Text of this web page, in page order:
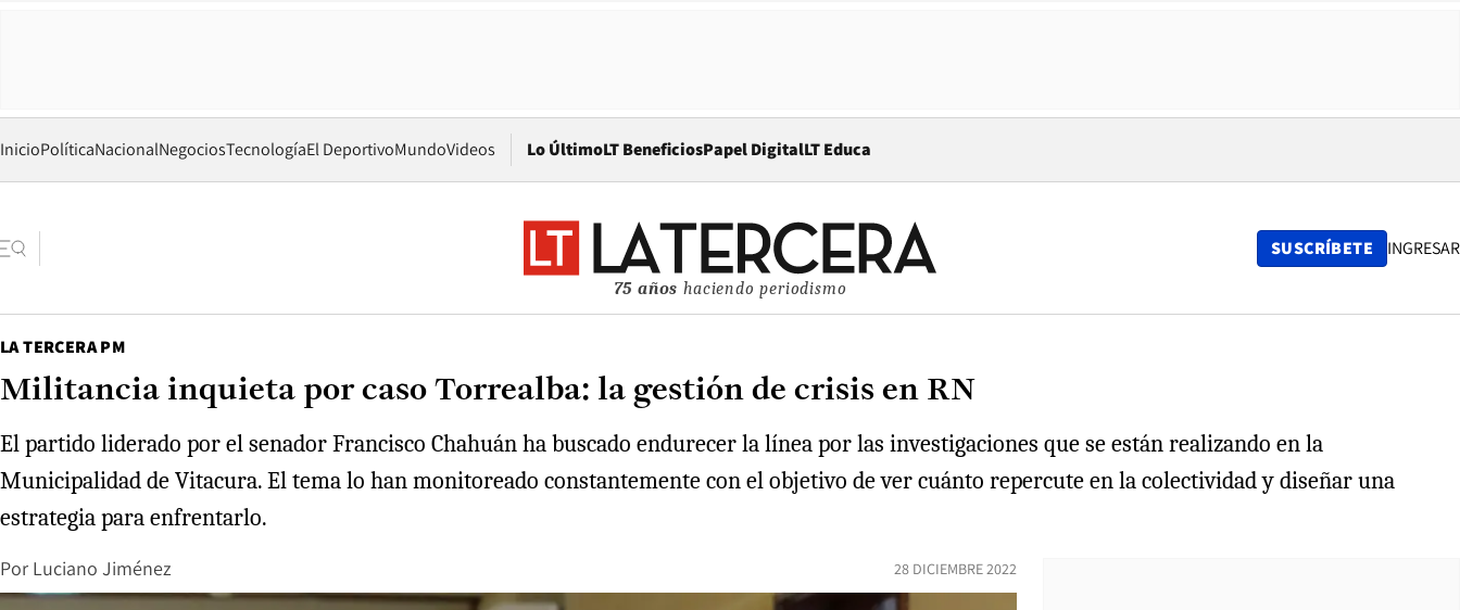
InicioPolíticaNacionalNegociosTecnologíaEl DeportivoMundoVideos Lo ÚltimoLT BeneficiosPapel DigitalOpens in new window
LT Educa
75 años haciendo periodismo
SUSCRÍBETE INGRESAR
LA TERCERA PM
Militancia inquieta por caso Torrealba: la gestión de crisis en RN
El partido liderado por el senador Francisco Chahuán ha buscado endurecer la línea por las investigaciones que se están realizando en la
Municipalidad de Vitacura. El tema lo han monitoreado constantemente con el objetivo de ver cuánto repercute en la colectividad y diseñar una
estrategia para enfrentarlo.
Por Luciano Jiménez 28 DICIEMBRE 2022